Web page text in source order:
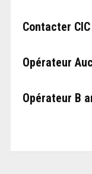
Contacter
Opérateur
Opérateur B